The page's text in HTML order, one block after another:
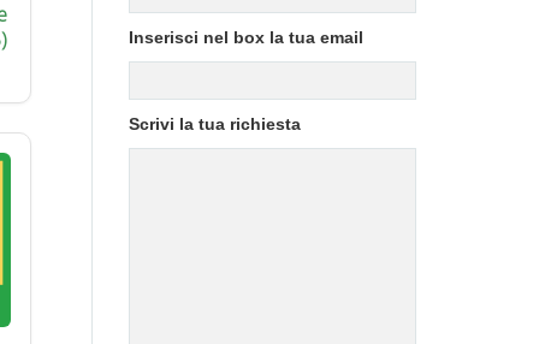
Inserisci nel box la tua email
Scrivi la tua richiesta